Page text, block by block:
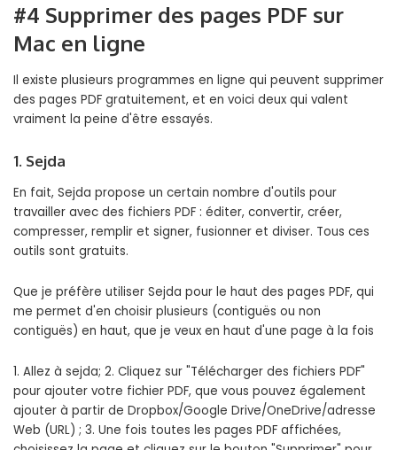
#4 Supprimer des pages PDF sur
Mac en ligne
Il existe plusieurs programmes en ligne qui peuvent supprimer
des pages PDF gratuitement, et en voici deux qui valent
vraiment la peine d'être essayés.
1. Sejda
En fait, Sejda propose un certain nombre d'outils pour
travailler avec des fichiers PDF : éditer, convertir, créer,
compresser, remplir et signer, fusionner et diviser. Tous ces
outils sont gratuits.
Que je préfère utiliser Sejda pour le haut des pages PDF, qui
me permet d'en choisir plusieurs (contiguës ou non
contiguës) en haut, que je veux en haut d'une page à la fois
1. Allez à sejda; 2. Cliquez sur "Télécharger des fichiers PDF"
pour ajouter votre fichier PDF, que vous pouvez également
ajouter à partir de Dropbox/Google Drive/OneDrive/adresse
Web (URL) ; 3. Une fois toutes les pages PDF affichées,